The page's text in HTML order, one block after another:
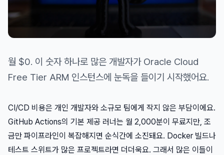
월 $0. 이 숫자 하나로 많은 개발자가 Oracle Cloud
Free Tier ARM 인스턴스에 눈독을 들이기 시작했어요.
CI/CD 비용은 개인 개발자와 소규모 팀에게 작지 않은 부담이에요.
GitHub Actions의 기본 제공 러너는 월 2,000분이 무료지만, 조
금만 파이프라인이 복잡해지면 순식간에 소진돼요. Docker 빌드나
테스트 스위트가 많은 프로젝트라면 더더욱요. 그래서 많은 이들이